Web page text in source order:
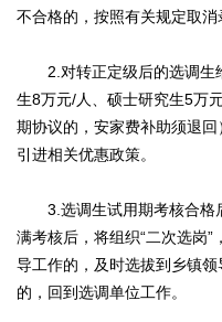
不合格的，按照有关规定取消
2.对转正定级后的选调生
生8万元/人、硕士研究生5万
期协议的，安家费补助须退
引进相关优惠政策。
3.选调生试用期考核合格
满考核后，将组织“二次选岗
导工作的，及时选拔到乡镇
的，回到选调单位工作。